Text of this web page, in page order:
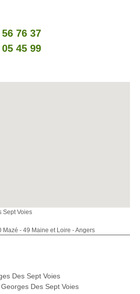
76 37
45 99
Sept Voies
Mazé - 49 Maine et Loire - Angers
Des Sept Voies
Des Sept Voies